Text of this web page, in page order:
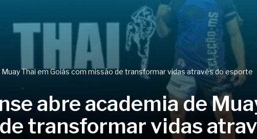
Thai em Goiás com missão de transformar vidas através do esporte
abre academia de
transformar vidas